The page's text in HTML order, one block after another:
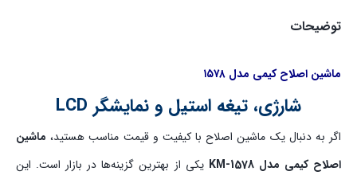
توضیحات
ماشین اصلاح کیمی مدل ۱۵۷۸
شارژی، تیغه استیل و نمایشگر LCD
اگر به دنبال یک ماشین اصلاح با کیفیت و قیمت مناسب هستید، ماشین
اصلاح کیمی مدل KM-1578
یکی از بهترین گزینه‌ها در بازار است. این